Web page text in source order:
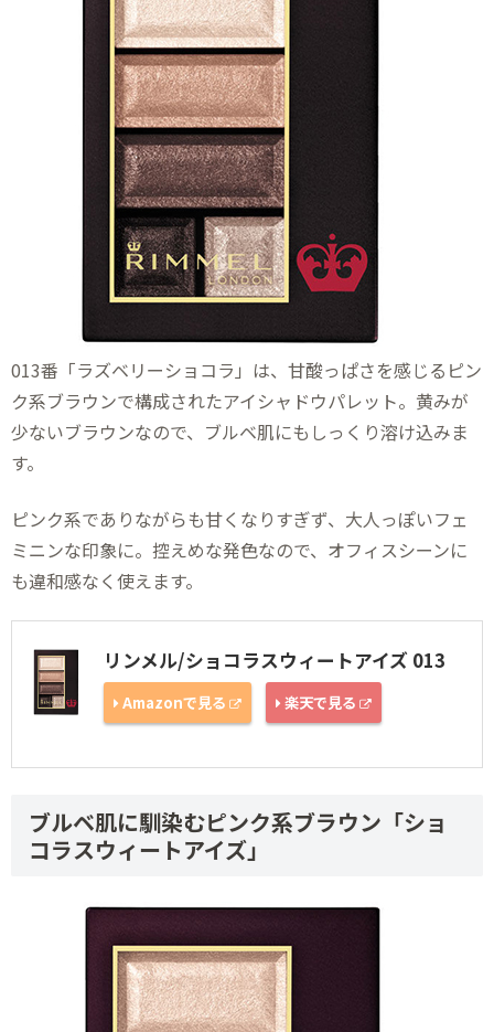
013番「ラズベリーショコラ」は、甘酸っぱさを感じるピン
ク系ブラウンで構成されたアイシャドウパレット。黄みが
少ないブラウンなので、ブルベ肌にもしっくり溶け込みま
す。
ピンク系でありながらも甘くなりすぎず、大人っぽいフェ
ミニンな印象に。控えめな発色なので、オフィスシーンに
も違和感なく使えます。
リンメル/ショコラスウィートアイズ 013
Amazonで見る 楽天で見る
ブルベ肌に馴染むピンク系ブラウン「ショ
コラスウィートアイズ」